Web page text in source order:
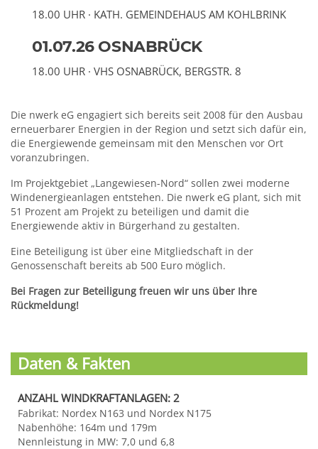
18.00 UHR · KATH. GEMEINDEHAUS AM KOHLBRINK
01.07.26 OSNABRÜCK
18.00 UHR · VHS OSNABRÜCK, BERGSTR. 8
Die nwerk eG engagiert sich bereits seit 2008 für den Ausbau
erneuerbarer Energien in der Region und setzt sich dafür ein,
die Energiewende gemeinsam mit den Menschen vor Ort
voranzubringen.
Im Projektgebiet „Langewiesen-Nord“ sollen zwei moderne
Windenergieanlagen entstehen. Die nwerk eG plant, sich mit
51 Prozent am Projekt zu beteiligen und damit die
Energiewende aktiv in Bürgerhand zu gestalten.
Eine Beteiligung ist über eine Mitgliedschaft in der
Genossenschaft bereits ab 500 Euro möglich.
Bei Fragen zur Beteiligung freuen wir uns über Ihre
Rückmeldung!
Daten & Fakten
ANZAHL WINDKRAFTANLAGEN: 2
Fabrikat: Nordex N163 und Nordex N175
Nabenhöhe: 164m und 179m
Nennleistung in MW: 7,0 und 6,8